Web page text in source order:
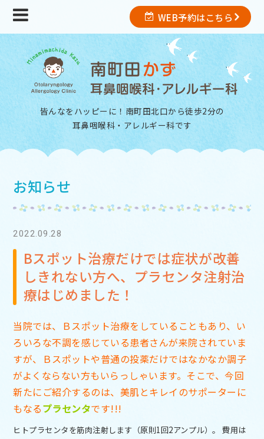
WEB予約はこちら
皆んなをハッピーに！南町田北口から徒歩2分の
耳鼻咽喉科・アレルギー科です
お知らせ
2022.09.28
Bスポット治療だけでは症状が改善
しきれない方へ、プラセンタ注射治
療はじめました！
当院では、Ｂスポット治療をしていることもあり、い
ろいろな不調を感じている患者さんが来院されていま
すが、Ｂスポットや普通の投薬だけではなかなか調子
がよくならない方もいらっしゃいます。そこで、今回
新たにご紹介するのは、美肌とキレイのサポーターに
もなるプラセンタです!!!
ヒトプラセンタを筋肉注射します（原則1回2アンプル）。 費用は